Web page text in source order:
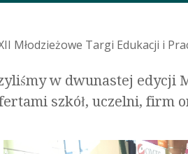
Młodzieżowe Targi Edukacji i
w dwunastej edycji
szkół, uczelni,